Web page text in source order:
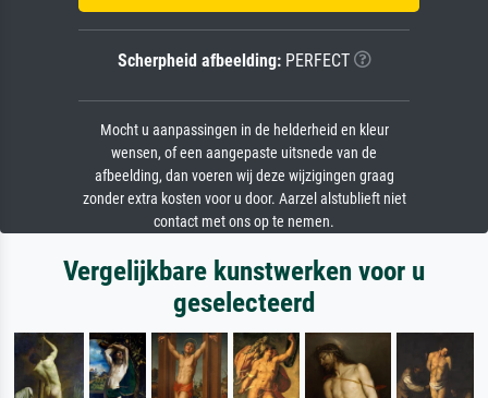
Scherpheid afbeelding:PERFECT
Mocht u aanpassingen in de helderheid en kleur
wensen, of een aangepaste uitsnede van de
afbeelding, dan voeren wij deze wijzigingen graag
zonder extra kosten voor u door. Aarzel alstublieft niet
contact met ons op te nemen.
Vergelijkbare kunstwerken voor u
geselecteerd